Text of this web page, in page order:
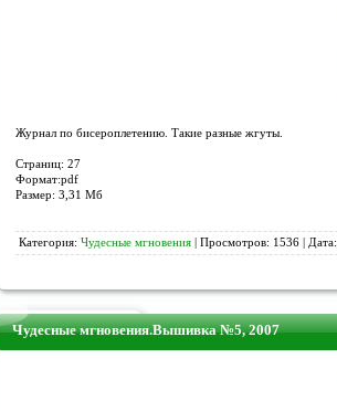
Журнал по бисероплетению. Такие разные жгуты.
Страниц: 27
Формат:pdf
Размер: 3,31 Мб
Категория: Чудесные мгновения | Просмотров: 1536 | Дата:
Чудесные мгновения.Вышивка №5, 2007